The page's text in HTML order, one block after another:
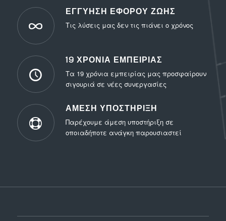
ΕΓΓΥΗΣΗ ΕΦΟΡΟΥ ΖΩΗΣ
Τις λύσεις μας δεν τις πιάνει ο χρόνος
19 ΧΡΟΝΙΑ ΕΜΠΕΙΡΙΑΣ
Τα 19 χρόνια εμπειρίας μας προσφαίρουν
σιγουριά σε νέες συνεργασίες
ΑΜΕΣΗ ΥΠΟΣΤΗΡΙΞΗ
Παρέχουμε άμεση υποστήριξη σε
οποιαδήποτε ανάγκη παρουσιαστεί